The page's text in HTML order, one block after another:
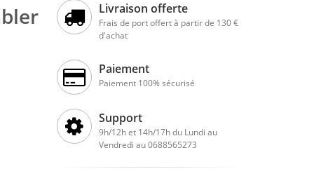
Livraison offerte
Frais de port offert à partir de 130 €
d'achat
Paiement
Paiement 100% sécurisé
Support
9h/12h et 14h/17h du Lundi au
Vendredi au 0688565273